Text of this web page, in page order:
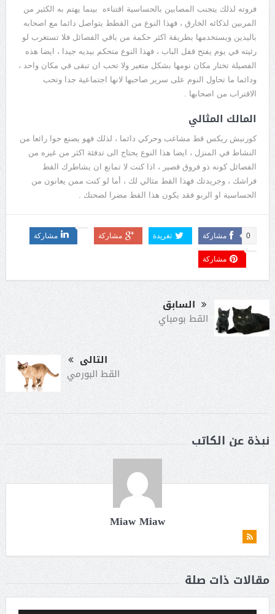
فروته لذلك يتجنب المصابين بالحساسية اقتناءه بينما يهتم به الكثير من
المربين لذكائه الخارق ، فهذا النوع من القطط يتواصل دائما مع اصحابه
باليدين ويستخدمها بطريقة اكثر حكمة من باقي الفصائل فلا تستغرب لو
رئيته في يوم يفتح قفل الباب ، فهذا النوع متحكم بيديه جيدا ، ايضا هذه
الفصيلة تختار مكان نومها بشكل متغير ولا تحب ان تبقى في مكان واحد ،
ودائما ما تحاول النوم على سرير صاحبها لانها اجتماعية جدا وتحب
الاقتراب من اصحابها .
المالك المثالي
كورنيش ريكس قط مشاغب وحركي دائما ، لذلك فهو يصنع جوا رائعا من
النشاط في المنزل ، ايضا هذا النوع يحتاج الى تدفئة اكثر من غيره من
الفصائل كونه ذو فروق قصير ، اذا كنت لا تمانع ان يشاطرك القط
فراشك ، وجريدتك فهذا القط مثالي لك ، أما لو كنت ممن يعانون من
الحساسية او الربو فقد يكون هذا القط مضرا لصحتك .
مشاركة 0 تغريدة مشاركة مشاركة
مشاركة
السابق
القط بومباي
التالى
القط البورمي
نبذة عن الكاتب
Miaw Miaw
مقالات ذات صلة